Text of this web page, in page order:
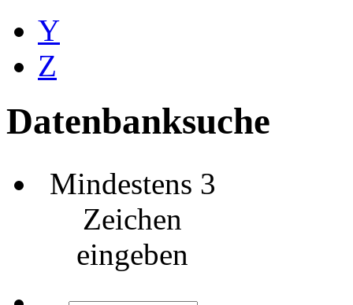
Y
Z
Datenbanksuche
Mindestens 3
Zeichen
eingeben